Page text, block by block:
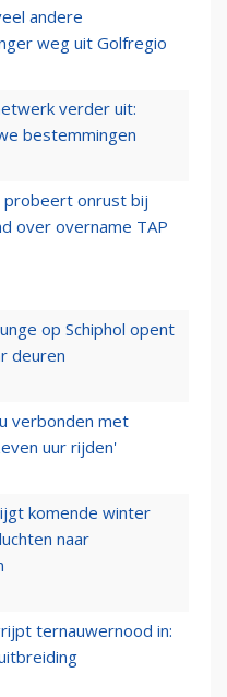
andere
weg uit Golfregio
verder uit:
bestemmingen
probeert onrust bij
over overname TAP
op Schiphol opent
deuren
verbonden met
uur rijden'
komende winter
naar
ternauwernood in: